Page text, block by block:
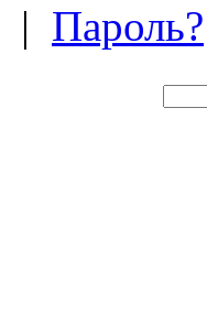
| Пароль?